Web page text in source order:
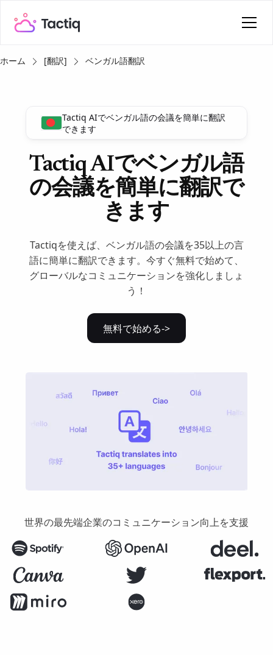
ホーム [翻訳] ベンガル語翻訳
Tactiq AIでベンガル語の会議を簡単に翻訳
できます
Tactiq AIでベンガル語
の会議を簡単に翻訳で
きます
Tactiqを使えば、ベンガル語の会議を35以上の言
語に簡単に翻訳できます。今すぐ無料で始めて、
グローバルなコミュニケーションを強化しましょ
う！
無料で始める->
世界の最先端企業のコミュニケーション向上を支援